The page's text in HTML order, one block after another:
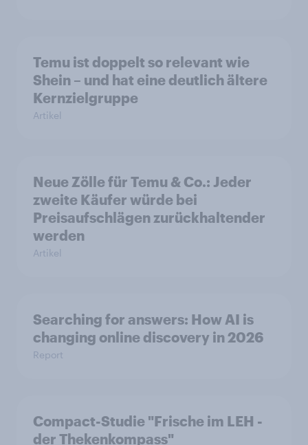
Temu ist doppelt so relevant wie
Shein – und hat eine deutlich ältere
Kernzielgruppe
Artikel
Neue Zölle für Temu & Co.: Jeder
zweite Käufer würde bei
Preisaufschlägen zurückhaltender
werden
Artikel
Searching for answers: How AI is
changing online discovery in 2026
Report
Compact-Studie "Frische im LEH -
der Thekenkompass"